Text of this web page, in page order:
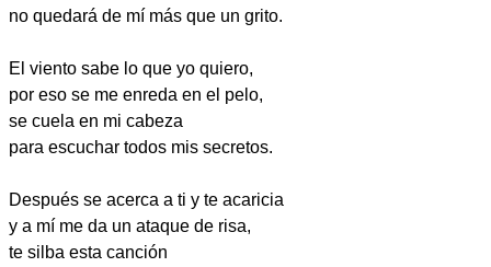
no quedará de mí más que un grito.
El viento sabe lo que yo quiero,
por eso se me enreda en el pelo,
se cuela en mi cabeza
para escuchar todos mis secretos.
Después se acerca a ti y te acaricia
y a mí me da un ataque de risa,
te silba esta canción